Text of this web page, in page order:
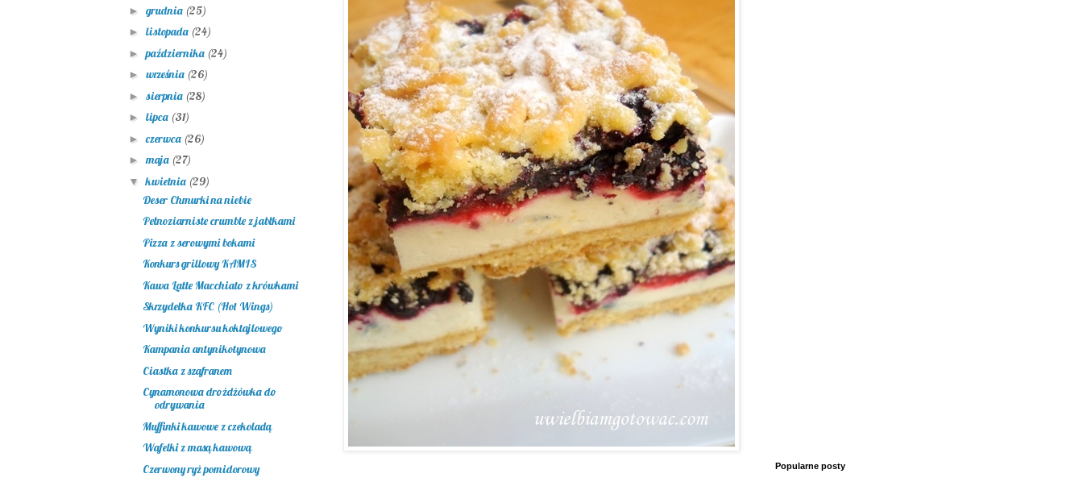
► grudnia (25)
► listopada (24)
►października (24)
► września (26)
► sierpnia (28)
► lipca (31)
►czerwca (26)
►maja (27)
▼kwietnia (29)
Deser Chmurki na niebie
Pełnoziarniste crumble z jabłkami
Pizza z serowymi bokami
Konkurs grillowy KAMIS
Kawa Latte Macchiato z krówkami
Skrzydełka KFC (Hot Wings)
Wyniki konkursu koktajlowego
Kampania antynikotynowa
Ciastka z szafranem
Cynamonowa drożdżówka do
odrywania
Muffinki kawowe z czekoladą
Wafelki z masą kawową
Czerwony ryż pomidorowy
Popularne posty